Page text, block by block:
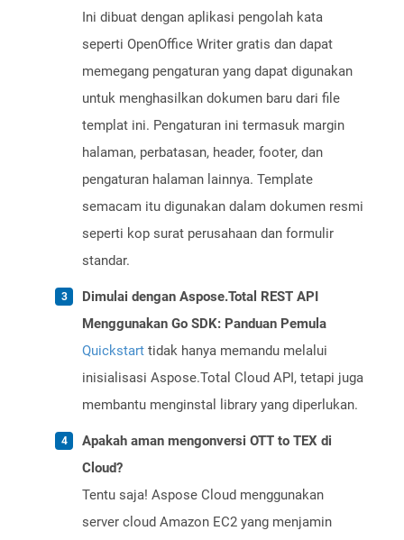
Ini dibuat dengan aplikasi pengolah kata
seperti OpenOffice Writer gratis dan dapat
memegang pengaturan yang dapat digunakan
untuk menghasilkan dokumen baru dari file
templat ini. Pengaturan ini termasuk margin
halaman, perbatasan, header, footer, dan
pengaturan halaman lainnya. Template
semacam itu digunakan dalam dokumen resmi
seperti kop surat perusahaan dan formulir
standar.
Dimulai dengan Aspose.Total REST API
Menggunakan Go SDK: Panduan Pemula
Quickstart tidak hanya memandu melalui
inisialisasi Aspose.Total Cloud API, tetapi juga
membantu menginstal library yang diperlukan.
Apakah aman mengonversi OTT to TEX di
Cloud?
Tentu saja! Aspose Cloud menggunakan
server cloud Amazon EC2 yang menjamin